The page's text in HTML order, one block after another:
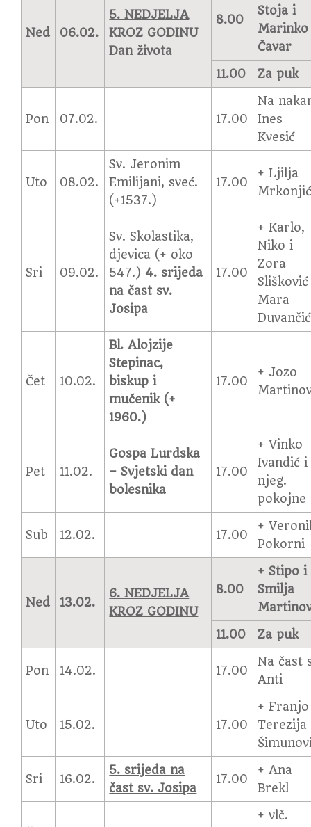
Ned 06.02.
5. NEDJELJA
KROZ GODINU
Dan života
8.00
Stoja i
Marinko
Čavar
11.00
Za puk
Pon 07.02. 17.00
Na
Ines
Kvesić
Uto 08.02.
Sv. Jeronim
Emilijani, sveć.
(+1537.)
17.00
+ Ljilja
Sri 09.02.
Sv. Skolastika,
djevica (+ oko
547.) 4. srijeda
na čast sv.
Josipa
17.00
+ Karlo,
Niko i
Zora
Mara
Duvančić
Čet 10.02.
Bl. Alojzije
Stepinac,
biskup i
mučenik (+
1960.)
17.00
+ Jozo
Pet 11.02.
Gospa Lurdska
– Svjetski dan
bolesnika
17.00
+ Vinko
Ivandić i
njeg.
pokojne
Sub 12.02. 17.00
+
Pokorni
Ned 13.02.
6. NEDJELJA
KROZ GODINU
8.00
+ Stipo i
Smilja
11.00
Za puk
Pon 14.02. 17.00
Na čast
Anti
Uto 15.02. 17.00
+
Terezija
Sri 16.02.
5. srijeda na
čast sv. Josipa
17.00
+ Ana
Brekl
+ vlč.